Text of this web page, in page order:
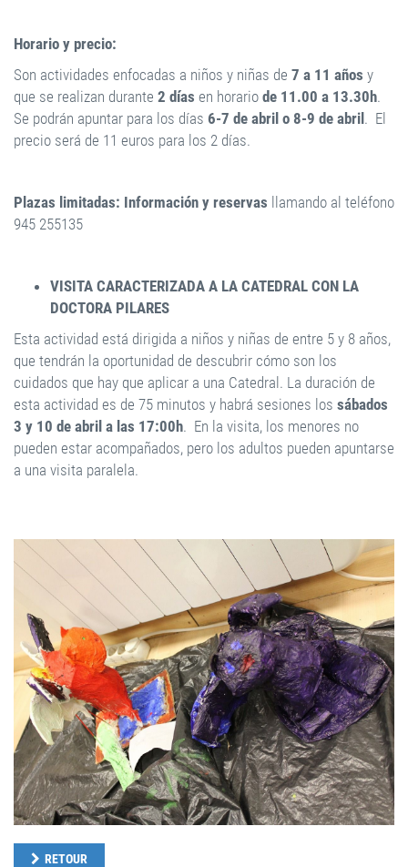
Horario y precio:
Son actividades enfocadas a niños y niñas de 7 a 11 años y
que se realizan durante 2 días en horario de 11.00 a 13.30h.
Se podrán apuntar para los días 6-7 de abril o 8-9 de abril . El
precio será de 11 euros para los 2 días.
Plazas limitadas: Información y reservas llamando al teléfono
945 255135
VISITA CARACTERIZADA A LA CATEDRAL CON LA
DOCTORA PILARES
Esta actividad está dirigida a niños y niñas de entre 5 y 8 años,
que tendrán la oportunidad de descubrir cómo son los
cuidados que hay que aplicar a una Catedral. La duración de
esta actividad es de 75 minutos y habrá sesiones los sábados
3 y 10 de abril a las 17:00h. En la visita, los menores no
pueden estar acompañados, pero los adultos pueden apuntarse
a una visita paralela.
RETOUR